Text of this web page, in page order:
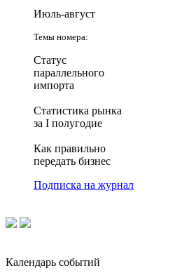
Июль-август
Темы номера:
Статус
параллельного
импорта
Статистика рынка
за I полугодие
Как правильно
передать бизнес
Подписка на журнал
Календарь событий